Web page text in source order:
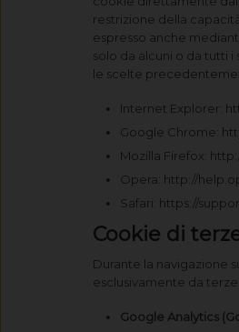
restrizione della
espresso anche
solo da alcuni o da tutti
le scelte
Internet Explorer:
Google Chrome:
Mozilla Firefox:
Opera: http://
Safari: https://
Cookie di
Durante la navigazione
esclusivamente da terze
Google Analytics